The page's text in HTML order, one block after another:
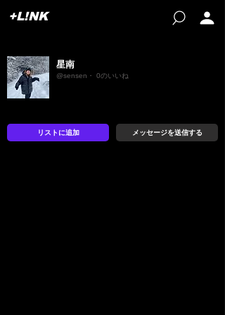
+L!NK
星南
@sensen・ 0のいいね
リストに追加 メッセージを送信する